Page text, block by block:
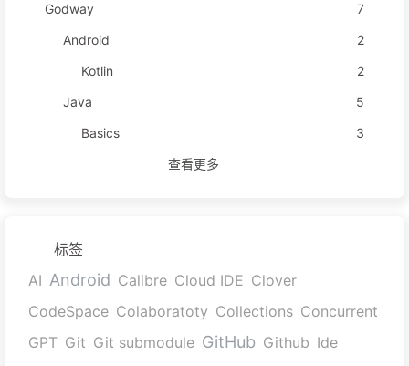
Godway
7
Android
2
Kotlin
2
Java
5
Basics
3
查看更多
标签
AI Android Calibre Cloud IDE Clover
CodeSpace Colaboratoty Collections Concurrent
GPT Git Git submodule GitHub Github Ide